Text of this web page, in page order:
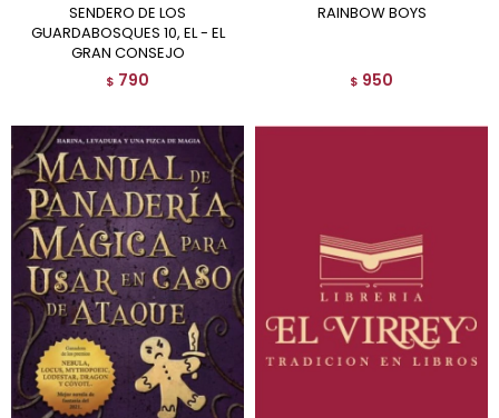
SENDERO DE LOS
GUARDABOSQUES 10, EL - EL
GRAN CONSEJO
$ 790
RAINBOW BOYS
$ 950